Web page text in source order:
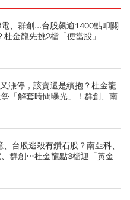
、群創...台股飆逾1400點叩關
金龍先挑2檔「便當股」
漲停，該賣還是續抱？杜金龍
「解套時間曝光」！群創、南
台股逃殺有鑽石股？南亞科、
群創…杜金龍點3檔迎「黃金